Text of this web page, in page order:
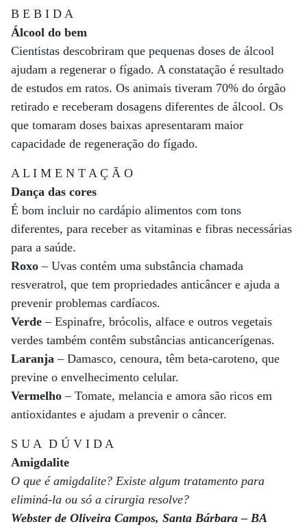
B E B I D A
Álcool do bem
Cientistas descobriram que pequenas doses de álcool
ajudam a regenerar o fígado. A constatação é resultado
de estudos em ratos. Os animais tiveram 70% do órgão
retirado e receberam dosagens diferentes de álcool. Os
que tomaram doses baixas apresentaram maior
capacidade de regeneração do fígado.
A L I M E N T A Ç Ã O
Dança das cores
É bom incluir no cardápio alimentos com tons
diferentes, para receber as vitaminas e fibras necessárias
para a saúde.
Roxo– Uvas contém uma substância chamada
resveratrol, que tem propriedades anticâncer e ajuda a
prevenir problemas cardíacos.
Verde – Espinafre, brócolis, alface e outros vegetais
verdes também contêm substâncias anticancerígenas.
Laranja – Damasco, cenoura, têm beta-caroteno, que
previne o envelhecimento celular.
Vermelho – Tomate, melancia e amora são ricos em
antioxidantes e ajudam a prevenir o câncer.
S U A D Ú V I D A
Amigdalite
O que é amigdalite? Existe algum tratamento para
eliminá-la ou só a cirurgia resolve?
Webster de Oliveira Campos, Santa Bárbara – BA